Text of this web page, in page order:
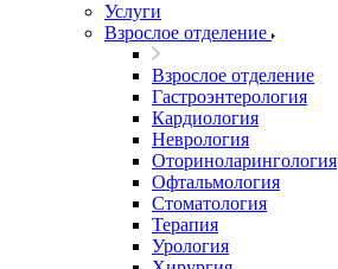
Услуги
Взрослое отделение
Взрослое отделение
Гастроэнтерология
Кардиология
Неврология
Оториноларингология
Офтальмология
Стоматология
Терапия
Урология